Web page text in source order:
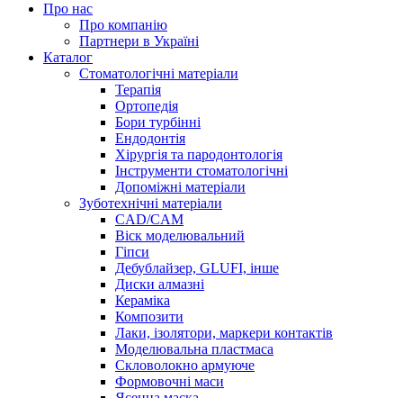
Про нас
Про компанію
Партнери в Україні
Каталог
Стоматологічні матеріали
Терапія
Ортопедія
Бори турбінні
Ендодонтія
Хірургія та пародонтологія
Інструменти стоматологічні
Допоміжні матеріали
Зуботехнічні матеріали
CAD/CAM
Віск моделювальний
Гіпси
Дебублайзер, GLUFI, інше
Диски алмазні
Кераміка
Композити
Лаки, ізолятори, маркери контактів
Моделювальна пластмаса
Скловолокно армуюче
Формовочні маси